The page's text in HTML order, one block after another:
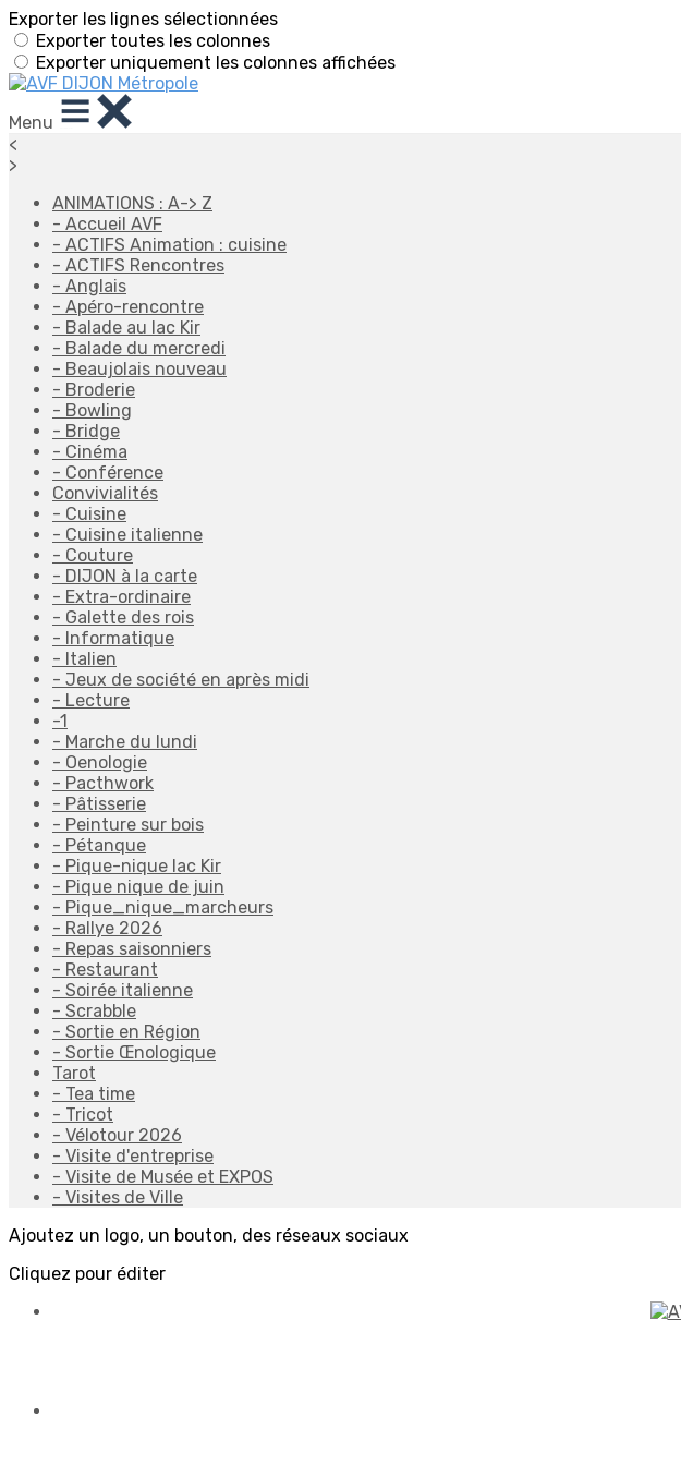
Exporter les lignes sélectionnées
Exporter toutes les colonnes
Exporter uniquement les colonnes affichées
Menu
<
>
ANIMATIONS : A-> Z
- Accueil AVF
- ACTIFS Animation : cuisine
- ACTIFS Rencontres
- Anglais
- Apéro-rencontre
- Balade au lac Kir
- Balade du mercredi
- Beaujolais nouveau
- Broderie
- Bowling
- Bridge
- Cinéma
- Conférence
Convivialités
- Cuisine
- Cuisine italienne
- Couture
- DIJON à la carte
- Extra-ordinaire
- Galette des rois
- Informatique
- Italien
- Jeux de société en après midi
- Lecture
-1
- Marche du lundi
- Oenologie
- Pacthwork
- Pâtisserie
- Peinture sur bois
- Pétanque
- Pique-nique lac Kir
- Pique nique de juin
- Pique_nique_marcheurs
- Rallye 2026
- Repas saisonniers
- Restaurant
- Soirée italienne
- Scrabble
- Sortie en Région
- Sortie Œnologique
Tarot
- Tea time
- Tricot
- Vélotour 2026
- Visite d'entreprise
- Visite de Musée et EXPOS
- Visites de Ville
Ajoutez un logo, un bouton, des réseaux sociaux
Cliquez pour éditer